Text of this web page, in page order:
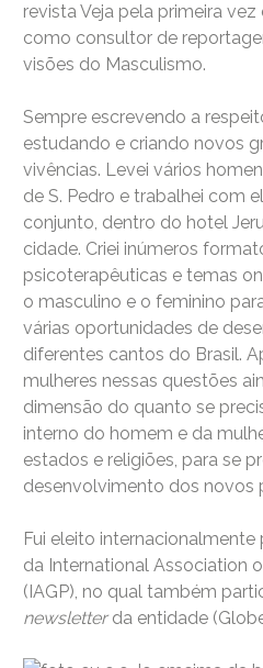
revista Veja pela primeira
como consultor de
visões do Masculismo.
Sempre escrevendo a
estudando e criando novos
vivências. Levei vários
de S. Pedro e trabalhei com
conjunto, dentro do hotel
cidade. Criei inúmeros
psicoterapêuticas e temas
o masculino e o feminino
várias oportunidades de
diferentes cantos do Brasil.
mulheres nessas questões
dimensão do quanto se
interno do homem e da
estados e religiões, para se
desenvolvimento dos novos
Fui eleito
da International Association
(IAGP), no qual também
newsletterda entidade